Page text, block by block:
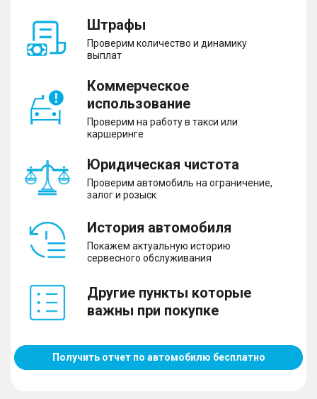
Штрафы
Проверим количество и динамику
выплат
Коммерческое
использование
Проверим на работу в такси или
каршеринге
Юридическая чистота
Проверим автомобиль на ограничение,
залог и розыск
История автомобиля
Покажем актуальную историю
сервесного обслуживания
Другие пункты которые
важны при покупке
Получить отчет по автомобилю бесплатно